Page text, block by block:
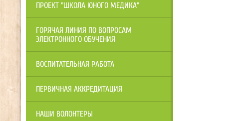
ПРОЕКТ "ШКОЛА ЮНОГО МЕДИКА"
ГОРЯЧАЯ ЛИНИЯ ПО ВОПРОСАМ
ЭЛЕКТРОННОГО ОБУЧЕНИЯ
ВОСПИТАТЕЛЬНАЯ РАБОТА
ПЕРВИЧНАЯ АККРЕДИТАЦИЯ
НАШИ ВОЛОНТЕРЫ